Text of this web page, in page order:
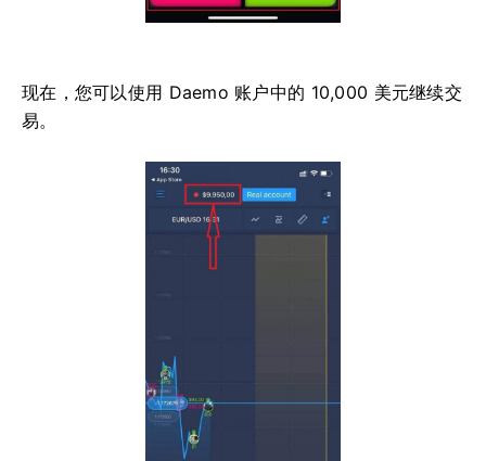
现在，您可以使用 Daemo 账户中的 10,000 美元继续交
易。